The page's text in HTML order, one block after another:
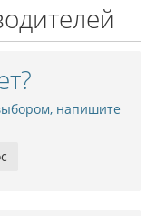
напишите